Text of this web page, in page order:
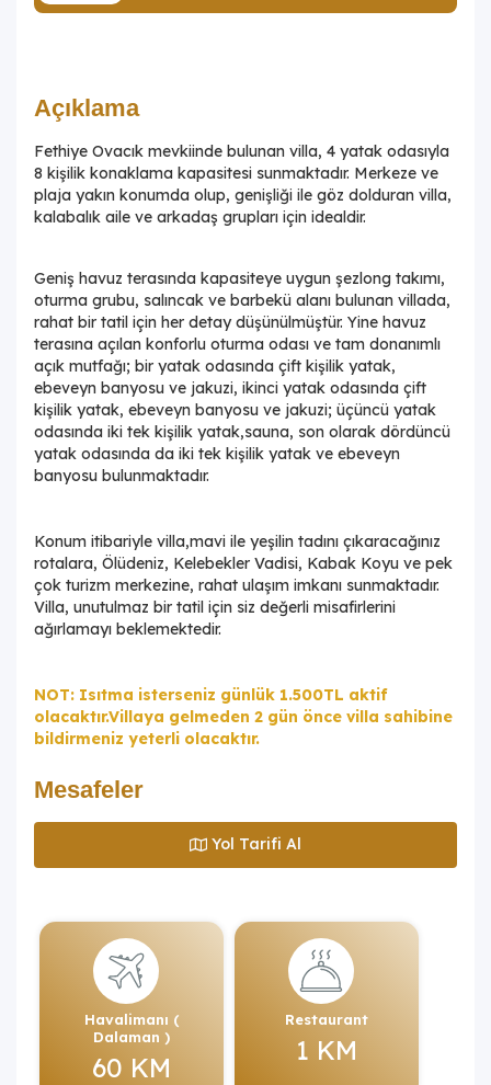
Açıklama
Fethiye Ovacık mevkiinde bulunan villa, 4 yatak odasıyla
8 kişilik konaklama kapasitesi sunmaktadır. Merkeze ve
plaja yakın konumda olup, genişliği ile göz dolduran villa,
kalabalık aile ve arkadaş grupları için idealdir.
Geniş havuz terasında kapasiteye uygun şezlong takımı,
oturma grubu, salıncak ve barbekü alanı bulunan villada,
rahat bir tatil için her detay düşünülmüştür. Yine havuz
terasına açılan konforlu oturma odası ve tam donanımlı
açık mutfağı; bir yatak odasında çift kişilik yatak,
ebeveyn banyosu ve jakuzi, ikinci yatak odasında çift
kişilik yatak, ebeveyn banyosu ve jakuzi; üçüncü yatak
odasında iki tek kişilik yatak,sauna, son olarak dördüncü
yatak odasında da iki tek kişilik yatak ve ebeveyn
banyosu bulunmaktadır.
Konum itibariyle villa,mavi ile yeşilin tadını çıkaracağınız
rotalara, Ölüdeniz, Kelebekler Vadisi, Kabak Koyu ve pek
çok turizm merkezine, rahat ulaşım imkanı sunmaktadır.
Villa, unutulmaz bir tatil için siz değerli misafirlerini
ağırlamayı beklemektedir.
NOT: Isıtma isterseniz günlük 1.500TL aktif
olacaktır.Villaya gelmeden 2 gün önce villa sahibine
bildirmeniz yeterli olacaktır.
Mesafeler
Yol Tarifi Al
Havalimanı (
Dalaman )
60 KM
Restaurant
1 KM